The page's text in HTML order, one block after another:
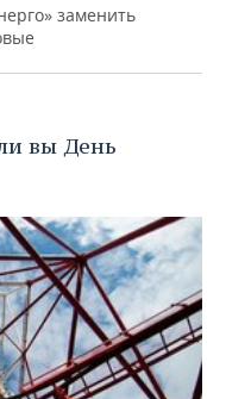
заменить
вы День